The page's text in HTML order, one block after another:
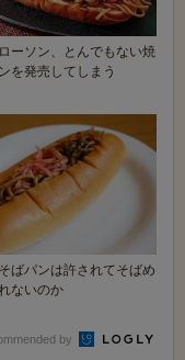
ローソン、とんでもない焼
を発売してしまう
ばパンは許されてそばめ
ないのか
by